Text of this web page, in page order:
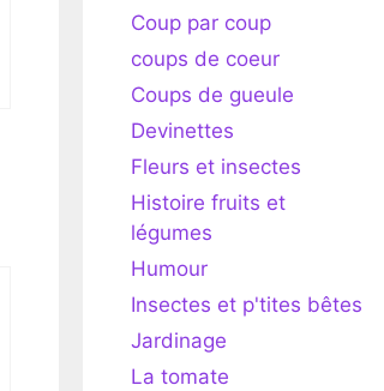
Coup par coup
coups de coeur
Coups de gueule
Devinettes
Fleurs et insectes
Histoire fruits et
légumes
Humour
Insectes et p'tites bêtes
Jardinage
La tomate